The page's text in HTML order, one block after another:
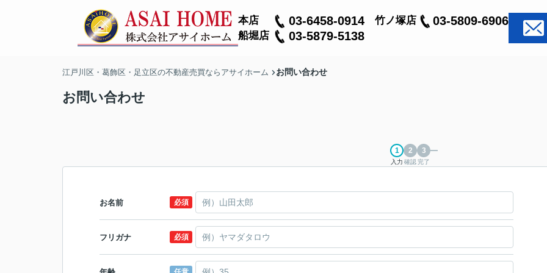
本店 03-6458-0914 竹ノ塚店 03-5809-6906
船堀店 03-5879-5138
江戸川区・葛飾区・足立区の不動産売買ならアサイホーム お問い合わせ
お問い合わせ
入力 確認完了
お名前 必須
フリガナ 必須